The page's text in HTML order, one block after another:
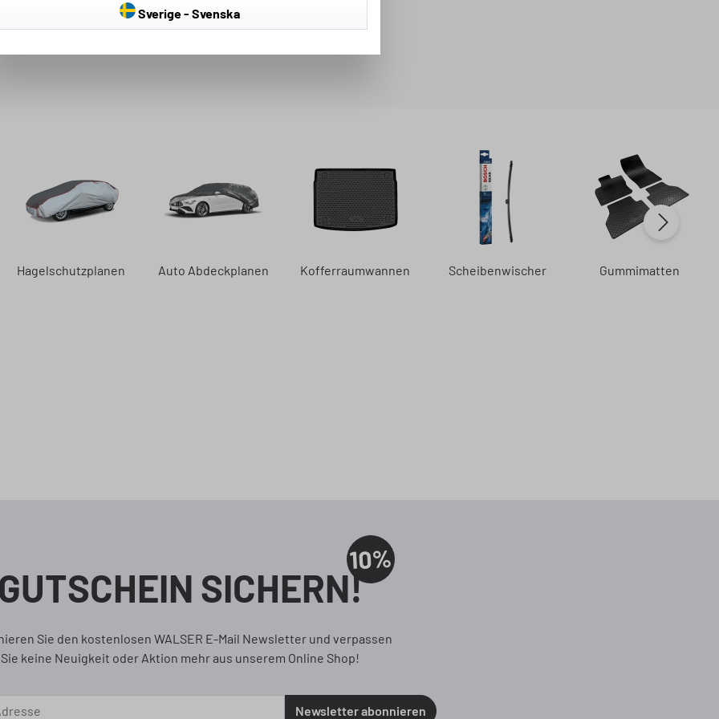
gibt es keine Einschränkungen
Sie bitte den
Hagelschutzplanen Auto Abdeckplanen Kofferraumwannen Scheibenwischer Gummimatten
GUTSCHEIN SICHERN!
10%
Sie den kostenlosen WALSER E-Mail Newsletter und verpassen
Sie keine Neuigkeit oder Aktion mehr aus unserem Online Shop!
Newsletter abonnieren
Sverige - Svenska